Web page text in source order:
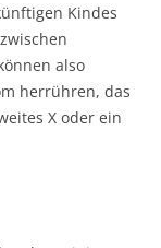
Kindes
also
herrühren, das
X oder ein